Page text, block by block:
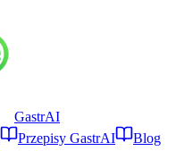
GastrAI
Przepisy GastrAI
Blog